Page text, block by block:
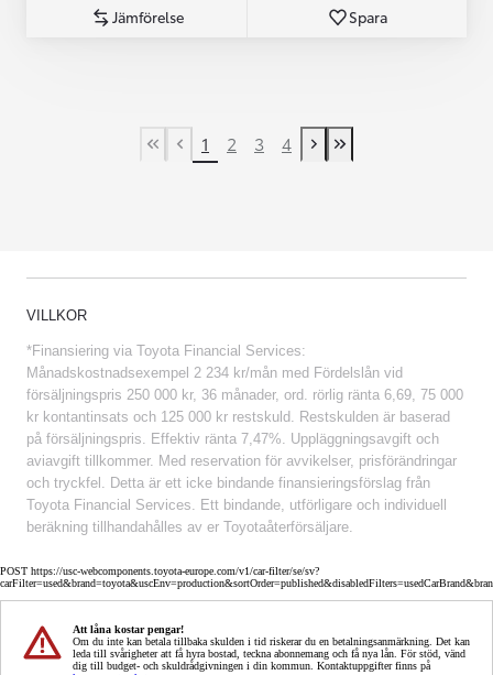
Jämförelse Spara
First Page
Previous page
1 2 3 4
Next page
Last Page
VILLKOR
*Finansiering via Toyota Financial Services:
Månadskostnadsexempel 2 234 kr/mån med Fördelslån vid
försäljningspris 250 000 kr, 36 månader, ord. rörlig ränta 6,69, 75 000
kr kontantinsats och 125 000 kr restskuld. Restskulden är baserad
på försäljningspris. Effektiv ränta 7,47%. Uppläggningsavgift och
aviavgift tillkommer. Med reservation för avvikelser, prisförändringar
och tryckfel. Detta är ett icke bindande finansieringsförslag från
Toyota Financial Services. Ett bindande, utförligare och individuell
beräkning tillhandahålles av er Toyotaåterförsäljare.
POST https://usc-webcomponents.toyota-europe.com/v1/car-filter/se/sv?
Att låna kostar pengar!
Om du inte kan betala tillbaka skulden i tid riskerar du en betalningsanmärkning. Det kan
leda till svårigheter att få hyra bostad, teckna abonnemang och få nya lån. För stöd, vänd
dig till budget- och skuldrådgivningen i din kommun. Kontaktuppgifter finns på